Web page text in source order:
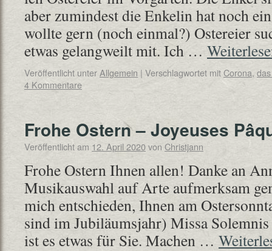
aber zumindest die Enkelin hat noch
wollte gern (noch einmal?) Ostereier
etwas gelangweilt mit. Ich …
Veröffentlicht unterAllgemein | Verschlagwortet mitCorona,
4 Kommentare
Frohe Ostern – Joyeuses
Veröffentlicht am 12. April 2020von Christjann
Frohe Ostern Ihnen allen! Danke an
Musikauswahl auf Arte aufmerksam
mich entschieden, Ihnen am
sind im Jubiläumsjahr) Missa
ist es etwas für Sie. Machen …